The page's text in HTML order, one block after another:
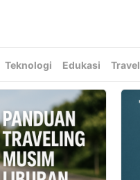
Teknologi Edukasi Travel